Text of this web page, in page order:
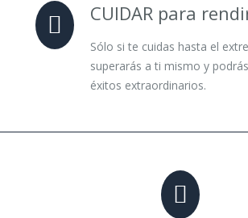
CUIDAR para
Sólo si te cuidas hasta el
superarás a ti mismo y
éxitos extraordinarios.